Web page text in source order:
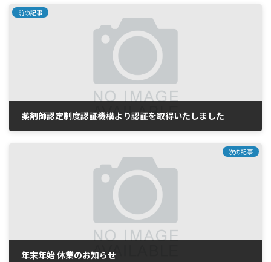
前の記事
薬剤師認定制度認証機構より認証を取得いたしました
次の記事
年末年始 休業のお知らせ